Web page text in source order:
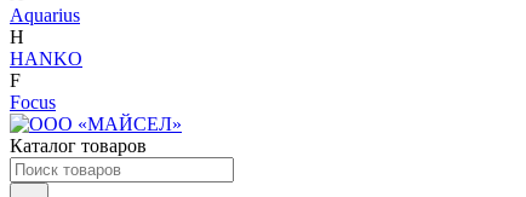
Aquarius
H
HANKO
F
Focus
Каталог товаров